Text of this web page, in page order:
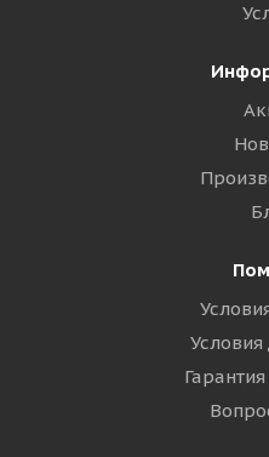
Условия